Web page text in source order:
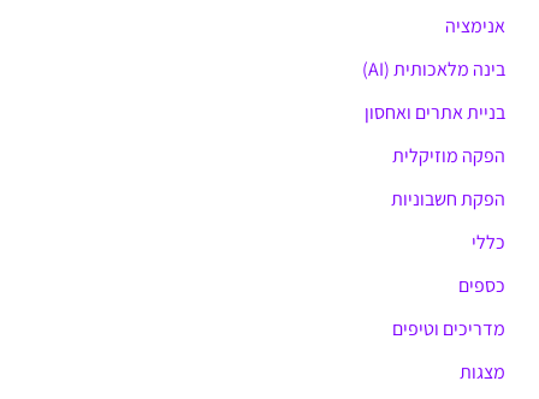
o
r
אנימציה
בינה מלאכותית (AI)
בניית אתרים ואחסון
הפקה מוזיקלית
הפקת חשבוניות
כללי
כספים
מדריכים וטיפים
מצגות